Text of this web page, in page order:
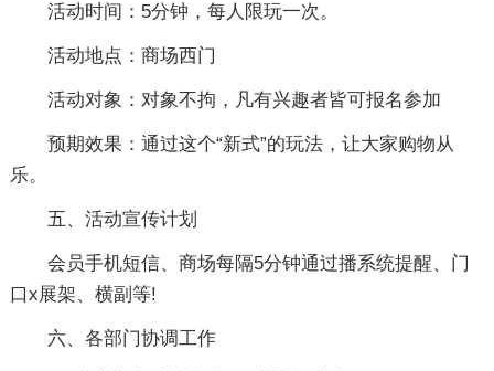
活动时间：5分钟，每人限玩一次。
活动地点：商场西门
活动对象：对象不拘，凡有兴趣者皆可报名参加
预期效果：通过这个“新式”的玩法，让大家购物从
乐。
五、活动宣传计划
会员手机短信、商场每隔5分钟通过播系统提醒、门
口x展架、横副等!
六、各部门协调工作